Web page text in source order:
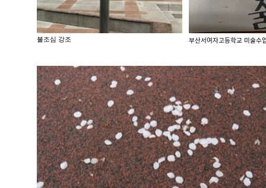
불조심 강조 부산서여자고등학교 미